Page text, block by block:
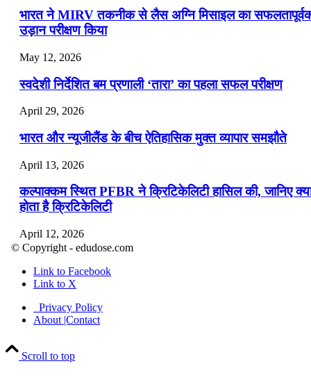
भारत ने MIRV तकनीक से लैस अग्नि मिसाइल का
उड़ान परीक्षण किया
May 12, 2026
स्वदेशी निर्देशित बम प्रणाली ‘तारा’ का पहला सफल परीक्षण
April 29, 2026
भारत और न्यूजीलैंड के बीच ऐतिहासिक मुक्त व्यापार समझौते
April 13, 2026
कल्पाक्कम स्थित PFBR ने क्रिटिकेलिटी हासिल की, जानिए
होता है क्रिटिकेलिटी
April 12, 2026
April 9, 2026
नासा का आर्टेमिस-2 मिशन: मनुष्य एक बार फिर से चंद्रमा के
पहुंचा
April 7, 2026
© Copyright - edudose.com
Link to Facebook
Link to X
Privacy Policy
About |Contact
Scroll to top